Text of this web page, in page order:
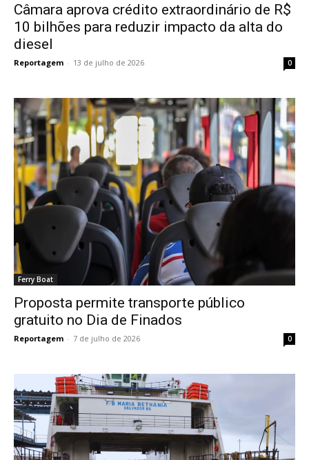
Câmara aprova crédito extraordinário de R$
10 bilhões para reduzir impacto da alta do
diesel
Reportagem - 13 de julho de 2026 0
Ferry Boat
Proposta permite transporte público
gratuito no Dia de Finados
Reportagem - 7 de julho de 2026 0